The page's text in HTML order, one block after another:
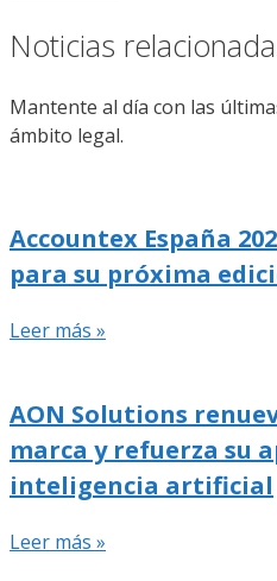
Noticias
Mantente al día con las
ámbito legal.
Accountex España
para su próxima
Leer más »
AON Solutions
marca y refuerza su
inteligencia artificial
Leer más »